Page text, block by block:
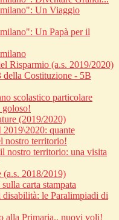
Un Viaggio
Un Papà per il
Risparmio (a.s. 2019/2020)
Costituzione - 5B
scolastico particolare
(2019/2020)
quante
nostro territorio!
nostro territorio: una visita
(a.s. 2018/2019)
carta stampata
disabilità: le Paralimpiadi di
alla Primaria.. nuovi voli!